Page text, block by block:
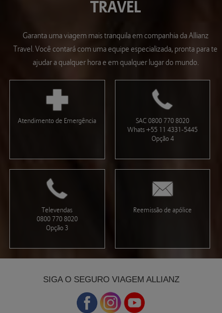
TRAVEL
Garanta uma viagem mais tranquila em companhia da Allianz
Travel. Você contará com uma equipe especializada, pronta para te
ajudar a qualquer hora e em qualquer lugar do mundo.
Atendimento de Emergência
SAC 0800 770 8020
Whats +55 11 4331-5445
Opção 4
Televendas
0800 770 8020
Opção 3
Reemissão de apólice
SIGA O SEGURO VIAGEM ALLIANZ